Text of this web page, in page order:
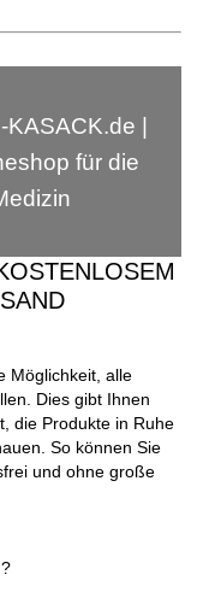
|
für die
Möglichkeit, alle
Dies gibt Ihnen
die Produkte in Ruhe
So können Sie
und ohne große